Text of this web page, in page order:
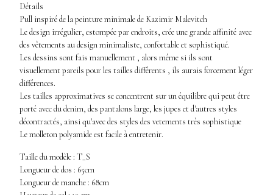
Détails
Pull inspiré de la peinture minimale de Kazimir Malevitch
Le design irrégulier, estompée par endroits, crée une grande affinité avec
des vêtements au design minimaliste, confortable et sophistiqué.
Les dessins sont fais manuellement , alors même si ils sont
visuellement pareils pour les tailles différents , ils aurais forcement léger
différences.
Les tailles approximatives se concentrent sur un équilibre qui peut être
porté avec du denim, des pantalons large, les jupes et d'autres styles
décontractés, ainsi qu'avec des styles des vetements très sophistique
Le molleton polyamide est facile à entretenir.
Taille du modèle : T_S
Longueur de dos : 65cm
Longueur de manche : 68cm